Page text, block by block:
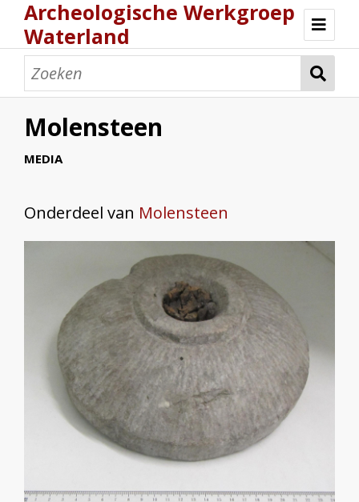
Archeologische Werkgroep
Waterland
Home
Archeologie
Collectie
Wie zijn wij?
Determinatiemiddag
Magazines
Reglement
Contact
Molensteen
MEDIA
Onderdeel van Molensteen